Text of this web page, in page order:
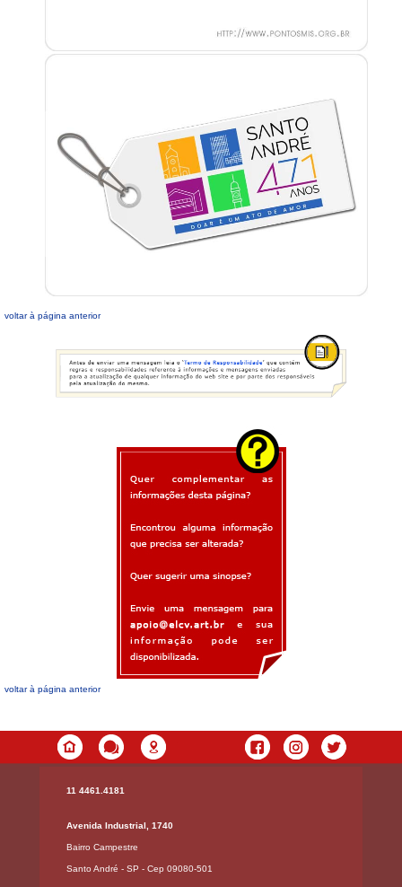
voltar à página anterior
voltar à página anterior
11 4461.4181
Avenida Industrial, 1740
Bairro Campestre
Santo André - SP - Cep 09080-501